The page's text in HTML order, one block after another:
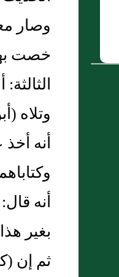
وصار
خصت
وتلاه
أنه
أنه
بغير
ثم إن